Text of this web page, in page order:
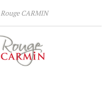
Rouge CARMIN